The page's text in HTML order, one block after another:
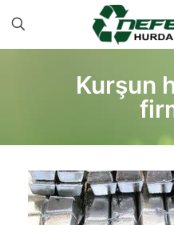
Kurşun